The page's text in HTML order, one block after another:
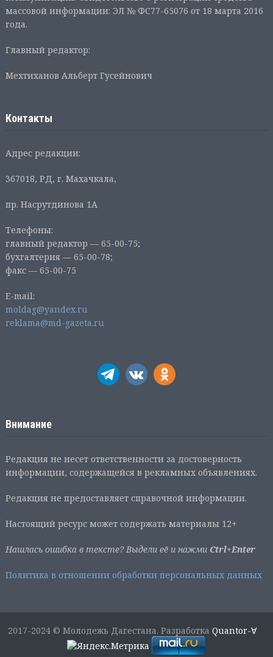
массовой информации: ЭЛ № ФС77-65076 от 18 марта 2016
года.
Главный редактор:
Мехтиханов Альберт Гусейнович
Контакты
Адрес редакции:
367018, РД, г. Махачкала,
пр. Насрутдинова 1А
Телефоны:
главный редактор — 65-00-75;
бухгалтерия — 65-00-78;
факс — 65-00-75
E-mail:
moldag@yandex.ru
reklama@md-gazeta.ru
Внимание
Редакция не несет ответственности за достоверность
информации, содержащейся в рекламных объявлениях.
Редакция не предоставляет справочной информации.
Настоящий ресурс может содержать материалы 12+
Нашлась ошибка в тексте? Выдели её и нажми Ctrl+Enter
Политика в отношении обработки персональных данных
2017-2024 © Молодежь Дагестана. РазработкаQuantor-∀